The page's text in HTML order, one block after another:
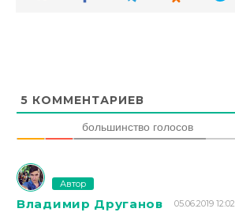
5 КОММЕНТАРИЕВ
большинство голосов
Автор
Владимир Друганов 05.06.2019 12:02